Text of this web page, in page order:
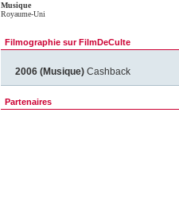
Musique
Royaume-Uni
Filmographie sur FilmDeCulte
2006 (Musique) Cashback
Partenaires